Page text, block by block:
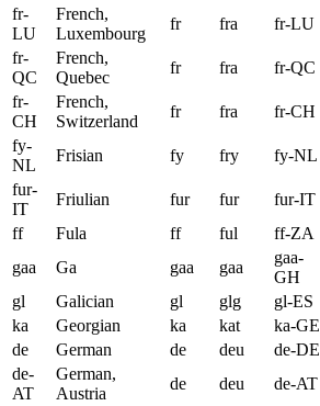
fr-
LU
French,
Luxembourg
fr fra fr-LU
fr-
QC
French,
Quebec
fr fra fr-QC
fr-
CH
French,
Switzerland
fr fra fr-CH
fy-
NL
Frisian fy fry fy-NL
fur-
IT
Friulian fur fur fur-IT
ff
Fula ff ful ff-ZA
gaa
Ga gaa gaa
gaa-
GH
gl
Galician gl glg gl-ES
ka
Georgian ka kat ka-GE
de
German de deu de-DE
de-
AT
German,
Austria
de deu de-AT